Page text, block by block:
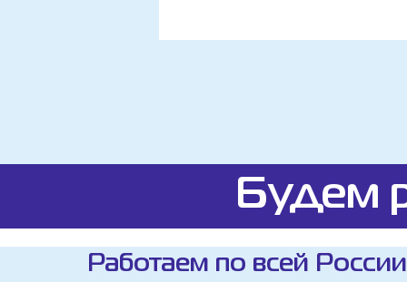
Будем
Работаем по всей